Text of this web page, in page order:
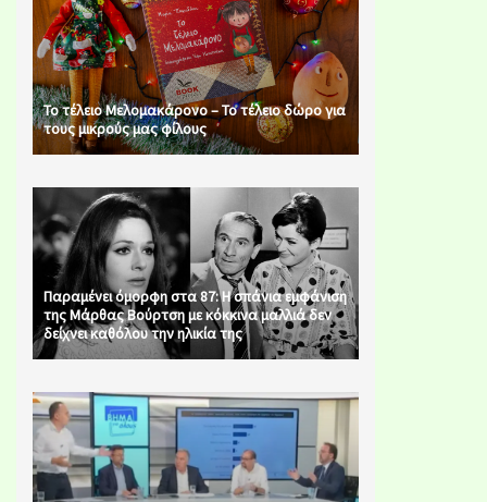
Το τέλειο Μελομακάρονο – Το τέλειο δώρο για
τους μικρούς μας φίλους
Παραμένει όμορφη στα 87: Η σπάνια εμφάνιση
της Μάρθας Βούρτση με κόκκινα μαλλιά δεν
δείχνει καθόλου την ηλικία της